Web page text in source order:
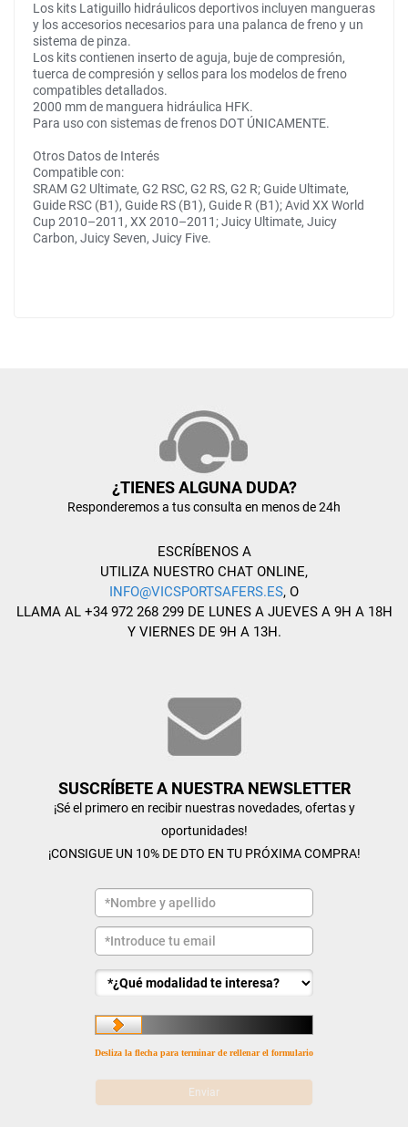
Los kits Latiguillo hidráulicos deportivos incluyen mangueras
y los accesorios necesarios para una palanca de freno y un
sistema de pinza.
Los kits contienen inserto de aguja, buje de compresión,
tuerca de compresión y sellos para los modelos de freno
compatibles detallados.
2000 mm de manguera hidráulica HFK.
Para uso con sistemas de frenos DOT ÚNICAMENTE.
Otros Datos de Interés
Compatible con:
SRAM G2 Ultimate, G2 RSC, G2 RS, G2 R; Guide Ultimate,
Guide RSC (B1), Guide RS (B1), Guide R (B1); Avid XX World
Cup 2010–2011, XX 2010–2011; Juicy Ultimate, Juicy
Carbon, Juicy Seven, Juicy Five.
¿TIENES ALGUNA DUDA?
Responderemos a tus consulta en menos de 24h
ESCRÍBENOS A
UTILIZA NUESTRO CHAT ONLINE,
INFO@VICSPORTSAFERS.ES, O
LLAMA AL +34 972 268 299 DE LUNES A JUEVES A 9H A 18H
Y VIERNES DE 9H A 13H.
SUSCRÍBETE A NUESTRA NEWSLETTER
¡Sé el primero en recibir nuestras novedades, ofertas y
oportunidades!
¡CONSIGUE UN 10% DE DTO EN TU PRÓXIMA COMPRA!
Desliza la flecha para terminar de rellenar el formulario